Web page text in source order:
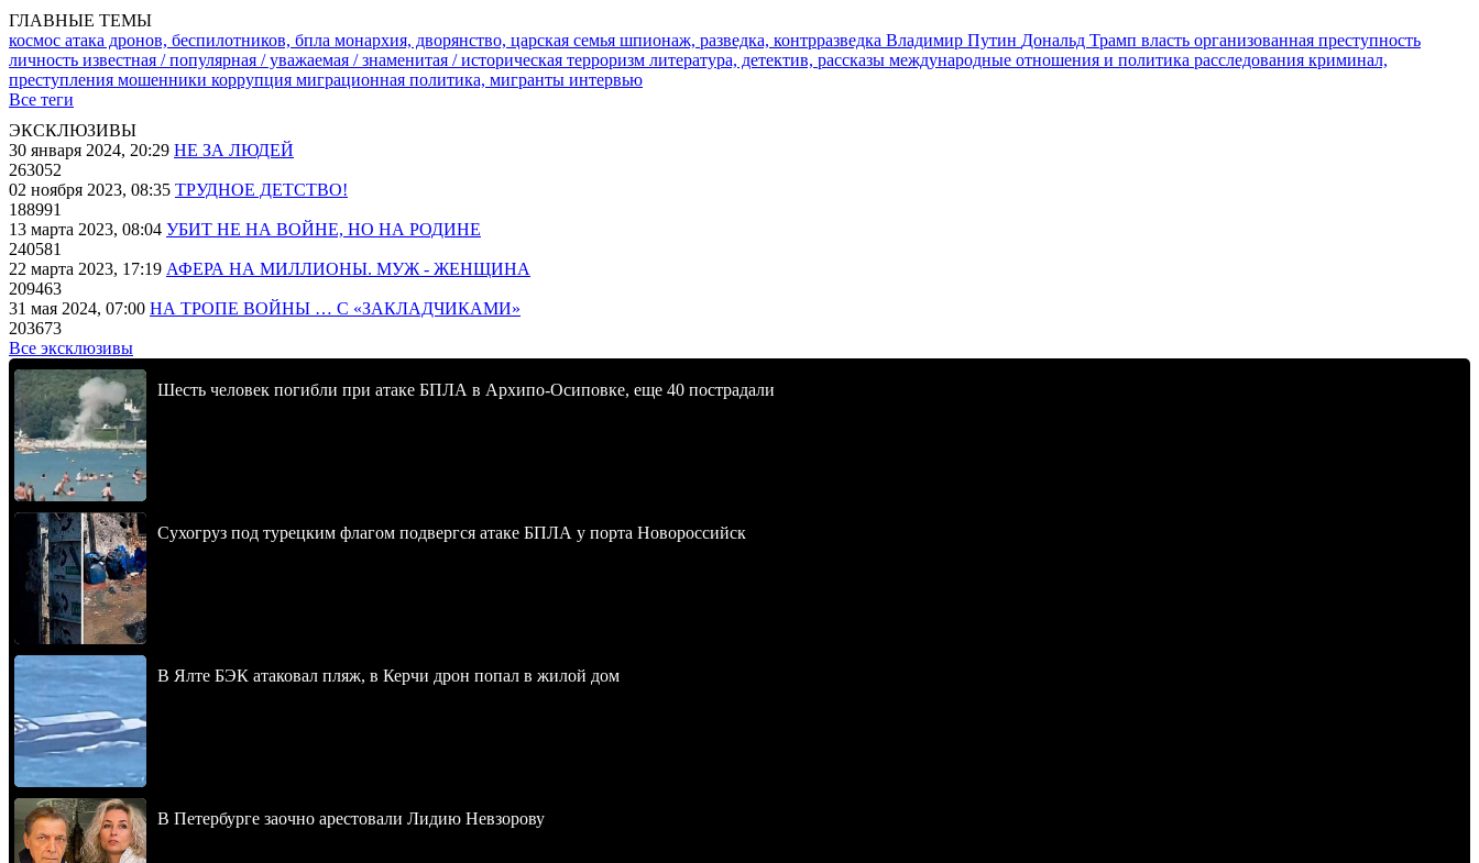
ГЛАВНЫЕ ТЕМЫ
космос атака дронов, беспилотников, бпла монархия, дворянство, царская семья шпионаж, разведка, контрразведка Владимир Путин Дональд Трамп власть организованная преступность
личность известная / популярная / уважаемая / знаменитая / историческая терроризм литература, детектив, рассказы международные отношения и политика расследования криминал,
преступления мошенники коррупция миграционная политика, мигранты интервью
Все теги
ЭКСКЛЮЗИВЫ
30 января 2024, 20:29 НЕ ЗА ЛЮДЕЙ
263052
02 ноября 2023, 08:35 ТРУДНОЕ ДЕТСТВО!
188991
13 марта 2023, 08:04 УБИТ НЕ НА ВОЙНЕ, НО НА РОДИНЕ
240581
22 марта 2023, 17:19 АФЕРА НА МИЛЛИОНЫ. МУЖ - ЖЕНЩИНА
209463
31 мая 2024, 07:00 НА ТРОПЕ ВОЙНЫ … С «ЗАКЛАДЧИКАМИ»
203673
Все эксклюзивы
Шесть человек погибли при атаке БПЛА в Архипо-Осиповке, еще 40 пострадали
Сухогруз под турецким флагом подвергся атаке БПЛА у порта Новороссийск
В Ялте БЭК атаковал пляж, в Керчи дрон попал в жилой дом
В Петербурге заочно арестовали Лидию Невзорову